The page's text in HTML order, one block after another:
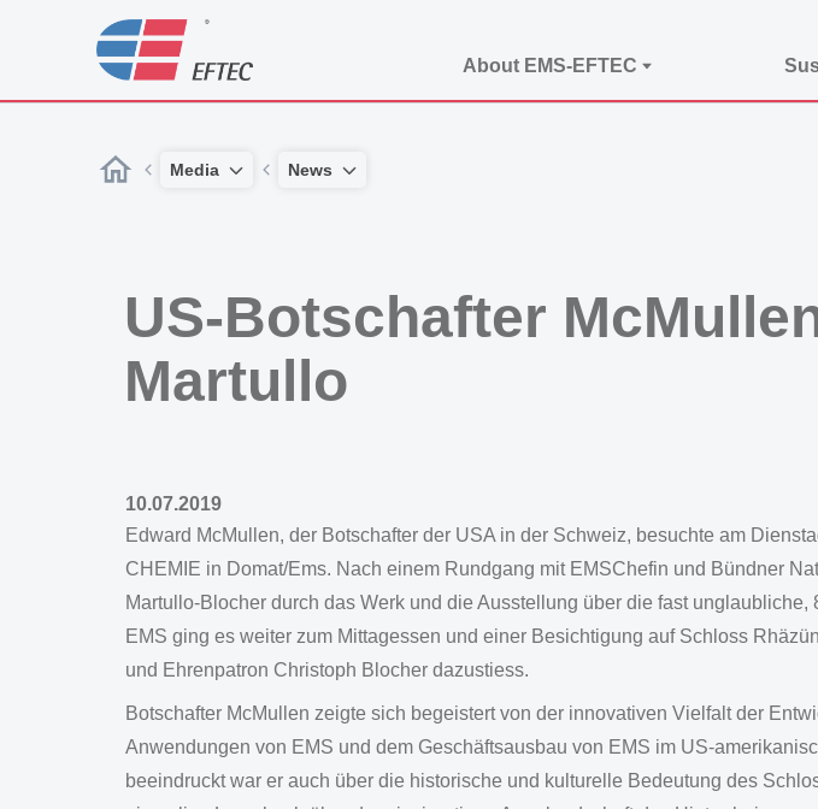
About EMS-EFTEC
Media News
US-Botschafter
Martullo
10.07.2019
Edward McMullen, der Botschafter der USA in der Schweiz, besuchte am
CHEMIE in Domat/Ems. Nach einem Rundgang mit EMSChefin und Bündner
Martullo-Blocher durch das Werk und die Ausstellung über die fast unglaubliche,
EMS ging es weiter zum Mittagessen und einer Besichtigung auf Schloss
und Ehrenpatron Christoph Blocher dazustiess.
Botschafter McMullen zeigte sich begeistert von der innovativen Vielfalt der
Anwendungen von EMS und dem Geschäftsausbau von EMS im US-
beeindruckt war er auch über die historische und kulturelle Bedeutung des